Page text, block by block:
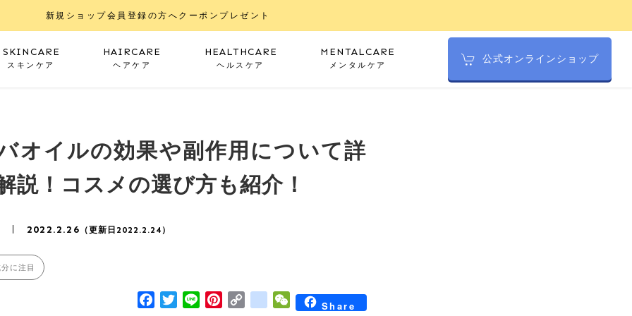
SKINCARE
スキンケア
HAIRCARE
ヘアケア
HEALTHCARE
ヘルスケア
MENTALCARE
メンタルケア 公式オンラインショップ
新規ショップ会員登録の方へクーポンプレゼント
オイルの効果や副作用について詳
説！コスメの選び方も紹介！
2022.2.26 （更新日2022.2.24）
に注目
Facebook
Twitter
Line Pinterest
Copygoogle_bookmarks
WeChatShare